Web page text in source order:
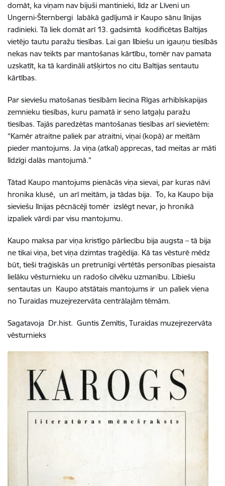
domāt, ka viņam nav bijuši mantinieki, līdz ar Līveni un
Ungerni-Šternbergi labākā gadījumā ir Kaupo sānu līnijas
radinieki. Tā liek domāt arī 13. gadsimtā kodificētas Baltijas
vietējo tautu paražu tiesības. Lai gan lībiešu un igauņu tiesībās
nekas nav teikts par mantošanas kārtību, tomēr nav pamata
uzskatīt, ka tā kardināli atšķirtos no citu Baltijas sentautu
kārtības.
Par sieviešu matošanas tiesībām liecina Rīgas arhibīskapijas
zemnieku tiesības, kuru pamatā ir seno latgaļu paražu
tiesības. Tajās paredzētas mantošanas tiesības arī sievietēm:
“Kamēr atraitne paliek par atraitni, viņai (kopā) ar meitām
pieder mantojums. Ja viņa (atkal) apprecas, tad meitas ar māti
līdzīgi dalās mantojumā.”
Tātad Kaupo mantojums pienācās viņa sievai, par kuras nāvi
hronika klusē, un arī meitām, ja tādas bija. To, ka Kaupo bija
sieviešu līnijas pēcnācēji tomēr izslēgt nevar, jo hronikā
izpaliek vārdi par visu mantojumu.
Kaupo maksa par viņa kristīgo pārliecību bija augsta – tā bija
ne tikai viņa, bet viņa dzimtas traģēdija. Kā tas vēsturē mēdz
būt, tieši traģiskās un pretrunīgi vērtētās personības piesaista
lielāku vēsturnieku un radošo cilvēku uzmanību. Lībiešu
sentautas un Kaupo atstātais mantojums ir un paliek viena
no Turaidas muzejrezervāta centrālajām tēmām.
Sagatavoja Dr.hist. Guntis Zemītis, Turaidas muzejrezervāta
vēsturnieks